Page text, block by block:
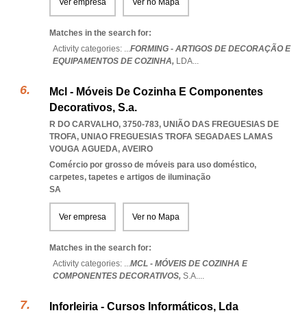
Ver empresa Ver no Mapa
Matches in the search for:
Activity categories: ...FORMING - ARTIGOS DE DECORAÇÃO E
EQUIPAMENTOS DE COZINHA, LDA...
Mcl - Móveis De Cozinha E Componentes
Decorativos, S.a.
R DO CARVALHO, 3750-783, UNIÃO DAS FREGUESIAS DE
TROFA, UNIAO FREGUESIAS TROFA SEGADAES LAMAS
VOUGA AGUEDA, AVEIRO
Comércio por grosso de móveis para uso doméstico,
carpetes, tapetes e artigos de iluminação
SA
Ver empresa Ver no Mapa
Matches in the search for:
Activity categories: ...MCL - MÓVEIS DE COZINHA E
COMPONENTES DECORATIVOS, S.A....
Inforleiria - Cursos Informáticos, Lda